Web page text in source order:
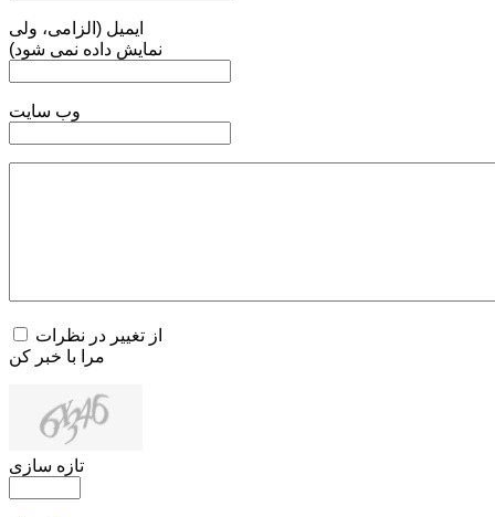
ایمیل (الزامی، ولی
نمایش داده نمی شود)
وب سایت
از تغییر در نظرات
مرا با خبر کن
تازه سازی